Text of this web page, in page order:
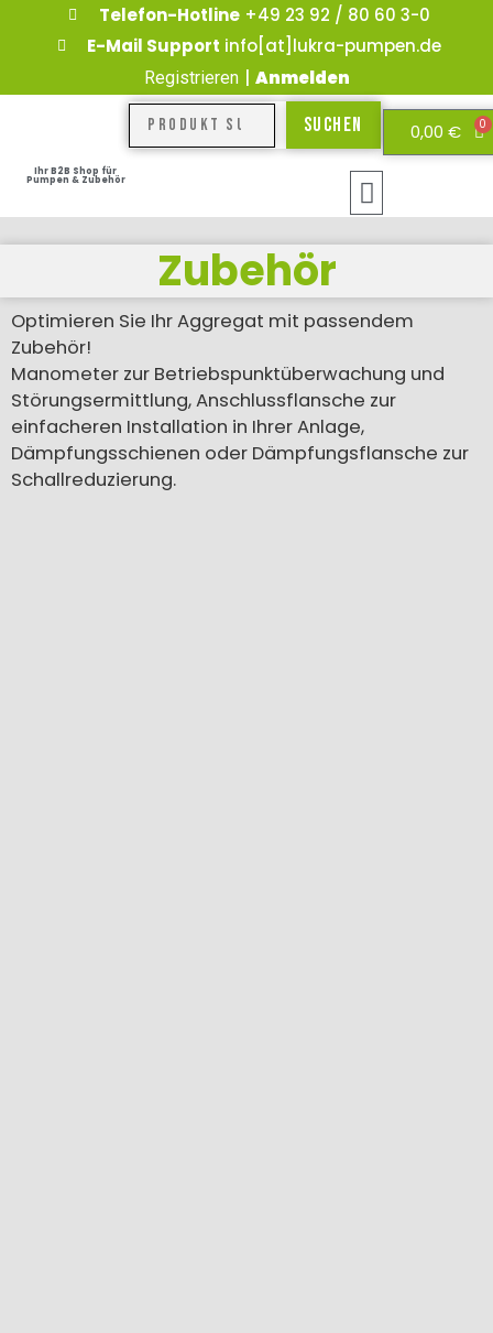
Telefon-Hotline+49 23 92 / 80 60 3-0
E-Mail Support info[at]lukra-pumpen.de
Registrieren Anmelden
Ihr B2B Shop für
Pumpen & Zubehör
Suchen 0,00 € 0
Zubehör
Optimieren Sie Ihr Aggregat mit passendem
Zubehör!
Manometer zur Betriebspunktüberwachung und
Störungsermittlung, Anschlussflansche zur
einfacheren Installation in Ihrer Anlage,
Dämpfungsschienen oder Dämpfungsflansche zur
Schallreduzierung.